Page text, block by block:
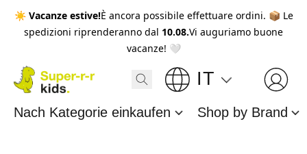
☀️ Vacanze estive!È ancora possibile effettuare ordini. 📦 Le
spedizioni riprenderanno dal 10.08.Vi auguriamo buone
vacanze! 🤍
IT
Nach Kategorie einkaufen Shop by Brand